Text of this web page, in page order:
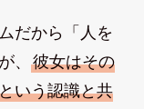
だから「人を
、 彼女はその
いう認識と共